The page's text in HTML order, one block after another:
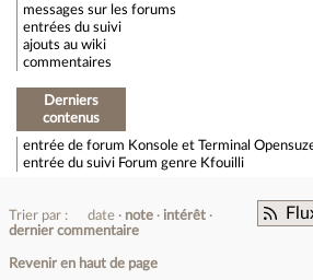
messages sur les forums
entrées du suivi
ajouts au wiki
commentaires
Derniers
contenus
entrée de forum Konsole et Terminal
entrée du suivi Forum genre Kfouilli
Trier par : date note
intérêt
dernier commentaire
Revenir en haut de page